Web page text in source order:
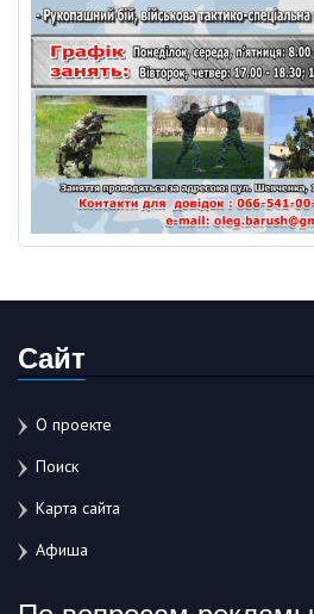
Сайт
О проекте
Поиск
Карта сайта
Афиша